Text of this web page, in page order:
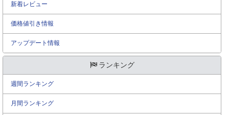
新着レビュー
価格値引き情報
アップデート情報
ランキング
週間ランキング
月間ランキング